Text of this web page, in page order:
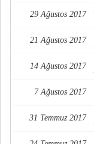
29 Ağustos 2017
21 Ağustos 2017
14 Ağustos 2017
7 Ağustos 2017
31 Temmuz 2017